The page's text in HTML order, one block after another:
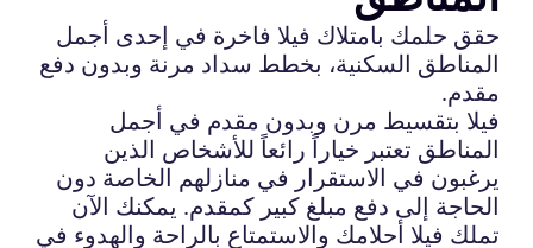
حقق حلمك بامتلاك فيلا فاخرة في إحدى أجمل
المناطق السكنية، بخطط سداد مرنة وبدون دفع
مقدم.
فيلا بتقسيط مرن وبدون مقدم في أجمل
المناطق تعتبر خياراً رائعاً للأشخاص الذين
يرغبون في الاستقرار في منازلهم الخاصة دون
الحاجة إلى دفع مبلغ كبير كمقدم. يمكنك الآن
تملك فيلا أحلامك والاستمتاع بالراحة والهدوء في